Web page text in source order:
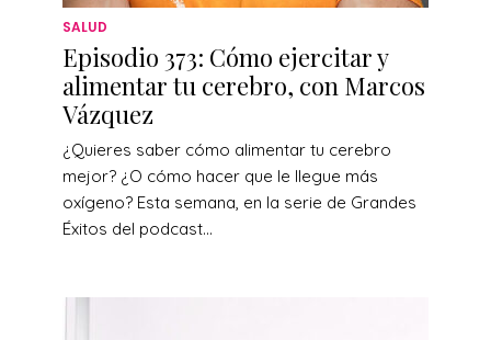
SALUD
Episodio 373: Cómo ejercitar y
alimentar tu cerebro, con Marcos
Vázquez
¿Quieres saber cómo alimentar tu cerebro
mejor? ¿O cómo hacer que le llegue más
oxígeno? Esta semana, en la serie de Grandes
Éxitos del podcast...